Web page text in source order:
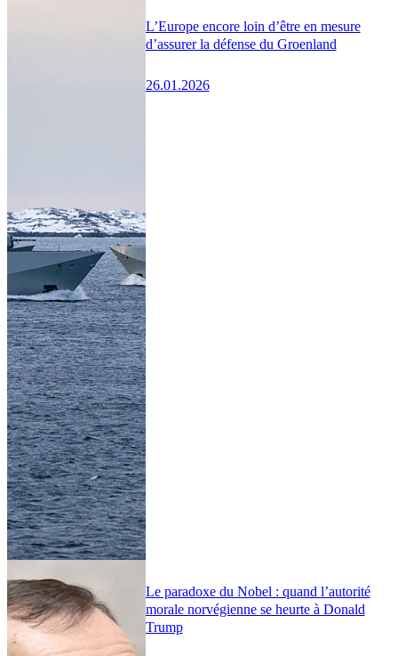
L’Europe encore loin d’être en mesure
d’assurer la défense du Groenland
26.01.2026
Le paradoxe du Nobel : quand l’autorité
morale norvégienne se heurte à Donald
Trump